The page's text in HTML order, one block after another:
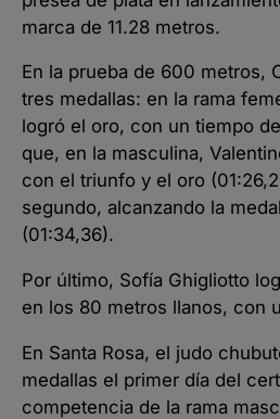
marca de 11.28 metros.
En la prueba de 600 metros,
tres medallas: en la rama
logró el oro, con un tiempo
que, en la masculina,
con el triunfo y el oro
segundo, alcanzando la
(01:34,36).
Por último, Sofía Ghigliotto
en los 80 metros llanos, con
En Santa Rosa, el judo
medallas el primer día del
competencia de la rama